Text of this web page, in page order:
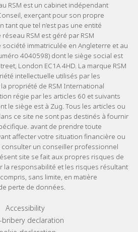
RSM est un cabinet indépendant
exerçant pour son propre
tant que tel n’est pas une entité
RSM est géré par RSM
immatriculée en Angleterre et au
4040598) dont le siège social est
London EC1A 4HD. La marque RSM
intellectuelle utilisés par les
propriété de RSM International
régie par les articles 60 et suivants
le siège est à Zug. Tous les articles ou
ce site ne sont pas destinés à fournir
avant de prendre toute
affecter votre situation financière ou
consulter un conseiller professionnel
site se fait aux propres risques de
la responsabilité et les risques résultant
sans limite, en matière
perte de données.
Accessibility
bribery declaration